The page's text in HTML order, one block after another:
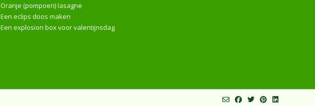
Oranje (pompoen) lasagne
Een eclips doos maken
Een explosion box voor valentijnsdag